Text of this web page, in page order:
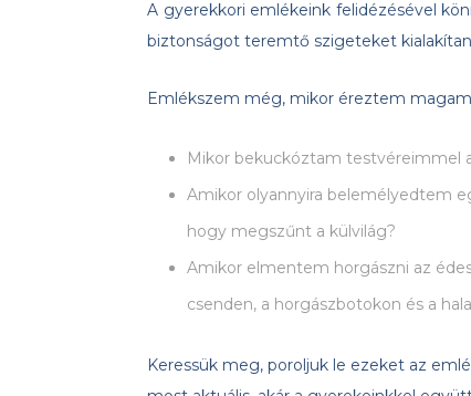
A gyerekkori emlékeink felidézésével
biztonságot teremtő szigeteket
Emlékszem még, mikor éreztem
Mikor bekuckóztam testvéreimmel
Amikor olyannyira belemélyedtem
hogy megszűnt a külvilág?
Amikor elmentem horgászni az
csenden, a horgászbotokon és a
Keressük meg, poroljuk le ezeket az